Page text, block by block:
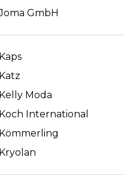
GmbH
Kaps
Katz
Kelly Moda
Koch International
Kömmerling
Kryolan